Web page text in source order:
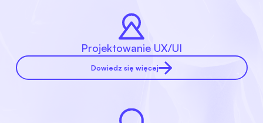
Projektowanie UX/UI
Dowiedz się więcej